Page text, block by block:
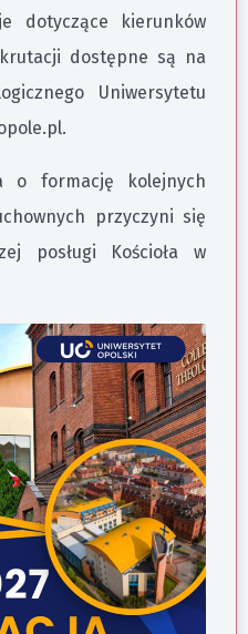
dotyczące kierunków
dostępne są na
Uniwersytetu
o formację kolejnych
przyczyni się
posługi Kościoła w